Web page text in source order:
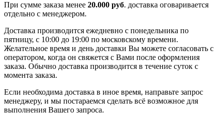
При сумме заказа менее 20.000 руб. доставка оговаривается
отдельно с менеджером.
Доставка производится ежедневно с понедельника по
пятницу, с 10:00 до 19:00 по московскому времени.
Желательное время и день доставки Вы можете согласовать с
оператором, когда он свяжется с Вами после оформления
заказа. Обычно доставка производится в течение суток с
момента заказа.
Если необходима доставка в иное время, направьте запрос
менеджеру, и мы постараемся сделать всё возможное для
выполнения Вашего запроса.